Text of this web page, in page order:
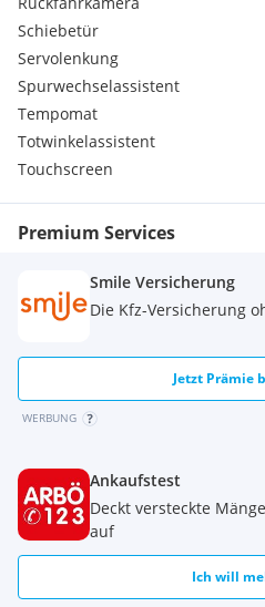
Schiebetür
Servolenkung
Spurwechselassistent
Tempomat
Totwinkelassistent
Touchscreen
Premium Services
Smile Versicherung
Die Kfz-Versicherung
Jetzt Prämie
WERBUNG
Ankaufstest
Deckt versteckte
auf
Ich will